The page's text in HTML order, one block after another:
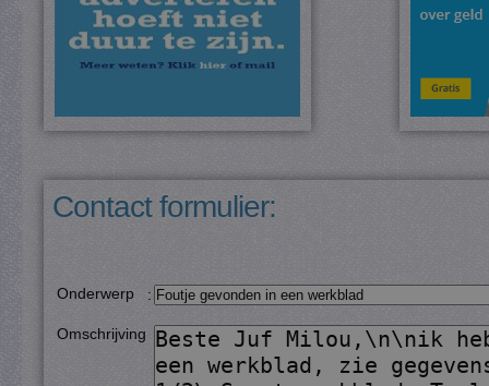
Contact formulier:
Onderwerp :
Omschrijving